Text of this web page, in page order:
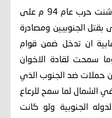
لو كانت هناك دولة في الشمال لما شنت حرب عام 94 م على
الجنوبيين ومصادرة
ان تدخل ضمن قوام
سمحت لقادة الاخوان
حملات ضد الجنوب الذي
الشمال لما سمح للرعاع
الجنوبية ولو كانت